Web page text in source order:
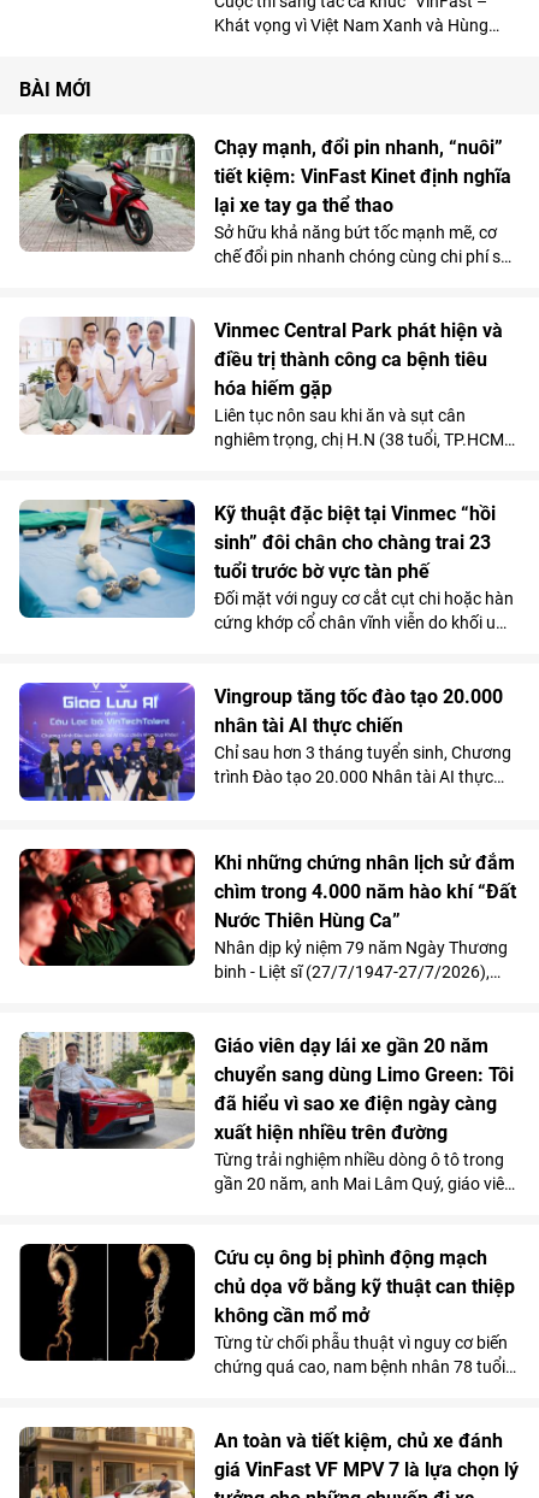
Khát vọng vì Việt Nam Xanh và Hùng
thành hình từ một phút ngẫu hứng trên
chính chiếc xe điện thương hiệu Việt.
BÀI MỚI
Chạy mạnh, đổi pin nhanh, “nuôi”
tiết kiệm: VinFast Kinet định nghĩa
lại xe tay ga thể thao
Sở hữu khả năng bứt tốc mạnh mẽ, cơ
chế đổi pin nhanh chóng cùng chi phí sử
lựa chọn sáng giá hơn hẳn so với những
mẫu xe tay ga chạy xăng trên thị trường.
Vinmec Central Park phát hiện và
điều trị thành công ca bệnh tiêu
hóa hiếm gặp
Liên tục nôn sau khi ăn và sụt cân
nghiêm trọng, chị H.N (38 tuổi, TP.HCM)
căn bệnh tiêu hóa hiếm gặp chỉ chiếm
dưới 0,3% dân số.
Kỹ thuật đặc biệt tại Vinmec “hồi
sinh” đôi chân cho chàng trai 23
tuổi trước bờ vực tàn phế
Đối mặt với nguy cơ cắt cụt chi hoặc hàn
cứng khớp cổ chân vĩnh viễn do khối u
toàn bộ xương sên bằng vật liệu
Titanium in 3D tại Bệnh viện Đa khoa
Quốc tế Vinmec Times City.
Vingroup tăng tốc đào tạo 20.000
nhân tài AI thực chiến
Chỉ sau hơn 3 tháng tuyển sinh, Chương
trình Đào tạo 20.000 Nhân tài AI thực
quả 100% học viên đạt chuẩn khóa I
được mời làm việc ngay sau khi tốt
nghiệp, Chương trình đang tăng tốc mở
rộng quy mô đào tạo nhằm đảm bảo
mục tiêu cung cấp từ 10.000 - 20.000
nhân tài AI trong vòng 2 năm, đáp ứng
Khi những chứng nhân lịch sử đắm
chìm trong 4.000 năm hào khí “Đất
Nước Thiên Hùng Ca”
Nhân dịp kỷ niệm 79 năm Ngày Thương
binh - Liệt sĩ (27/7/1947-27/7/2026),
chiến thưởng thức show diễn “Đất Nước
Thiên Hùng Ca” tại Vinpearl Theatre
Ocean City. Phản hồi xúc động của chính
những người từng đi qua chiến tranh đã
góp phần khẳng định ý nghĩa nhân văn
và giá trị lan tỏa của tác phẩm nghệ
thuật lấy cảm hứng từ hơn 4.000 năm
Giáo viên dạy lái xe gần 20 năm
chuyển sang dùng Limo Green: Tôi
đã hiểu vì sao xe điện ngày càng
xuất hiện nhiều trên đường
Từng trải nghiệm nhiều dòng ô tô trong
gần 20 năm, anh Mai Lâm Quý, giáo viên
Green đã thay đổi hoàn toàn góc nhìn
của anh về xe điện. Không gian 7 chỗ
rộng rãi, khả năng tăng tốc mượt và chi
phí sử dụng thấp đến khó tin giúp mẫu
MPV điện vừa trở thành “xe ruột” của
anh trong công việc, vừa phục vụ trọn
Cứu cụ ông bị phình động mạch
chủ dọa vỡ bằng kỹ thuật can thiệp
không cần mổ mở
Từng từ chối phẫu thuật vì nguy cơ biến
chứng quá cao, nam bệnh nhân 78 tuổi
các bác sĩ Vinmec Times City điều trị
thành công. Bí quyết nằm ở kỹ thuật tái
tạo hệ thống mạch tạng mà không cần
An toàn và tiết kiệm, chủ xe đánh
giá VinFast VF MPV 7 là lựa chọn lý